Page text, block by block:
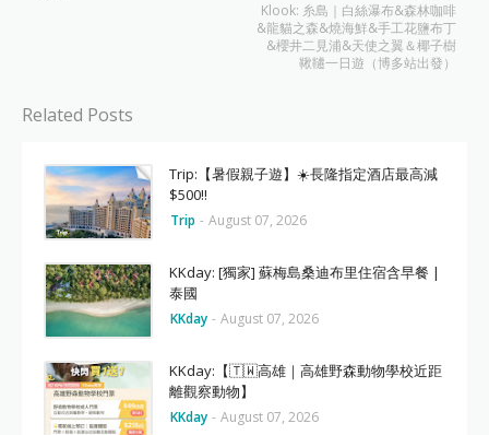
Klook: 糸島｜白絲瀑布&森林咖啡
&龍貓之森&燒海鮮&手工花鹽布丁
&櫻井二見浦&天使之翼＆椰子樹
鞦韆一日遊（博多站出發）
Related Posts
Trip:【暑假親子遊】☀️長隆指定酒店最高減
$500‼️
Trip - August 07, 2026
KKday: [獨家] 蘇梅島桑迪布里住宿含早餐 |
泰國
KKday - August 07, 2026
KKday:【🇹🇼高雄｜高雄野森動物學校近距
離觀察動物】
KKday - August 07, 2026